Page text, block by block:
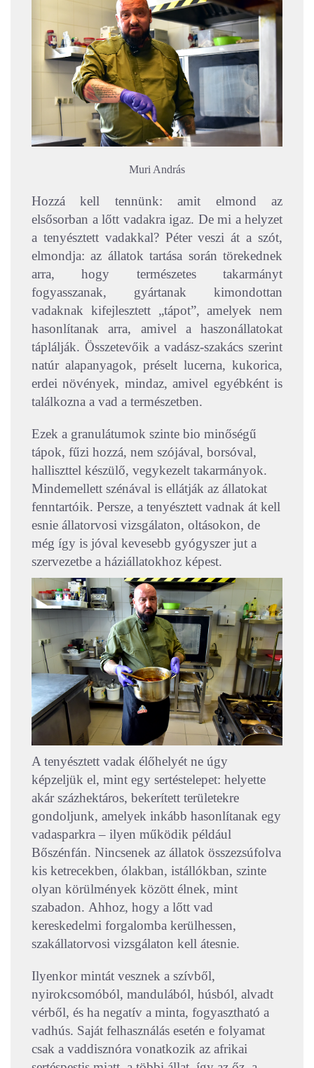
Muri András
Hozzá kell tennünk: amit elmond az
elsősorban a lőtt vadakra igaz. De mi a helyzet
a tenyésztett vadakkal? Péter veszi át a szót,
elmondja: az állatok tartása során törekednek
arra, hogy természetes takarmányt
fogyasszanak, gyártanak kimondottan
vadaknak kifejlesztett „tápot”, amelyek nem
hasonlítanak arra, amivel a haszonállatokat
táplálják. Összetevőik a vadász-szakács szerint
natúr alapanyagok, préselt lucerna, kukorica,
erdei növények, mindaz, amivel egyébként is
találkozna a vad a természetben.
Ezek a granulátumok szinte bio minőségű
tápok, fűzi hozzá, nem szójával, borsóval,
halliszttel készülő, vegykezelt takarmányok.
Mindemellett szénával is ellátják az állatokat
fenntartóik. Persze, a tenyésztett vadnak át kell
esnie állatorvosi vizsgálaton, oltásokon, de
még így is jóval kevesebb gyógyszer jut a
szervezetbe a háziállatokhoz képest.
A tenyésztett vadak élőhelyét ne úgy
képzeljük el, mint egy sertéstelepet: helyette
akár százhektáros, bekerített területekre
gondoljunk, amelyek inkább hasonlítanak egy
vadasparkra – ilyen működik például
Bőszénfán. Nincsenek az állatok összezsúfolva
kis ketrecekben, ólakban, istállókban, szinte
olyan körülmények között élnek, mint
szabadon. Ahhoz, hogy a lőtt vad
kereskedelmi forgalomba kerülhessen,
szakállatorvosi vizsgálaton kell átesnie.
Ilyenkor mintát vesznek a szívből,
nyirokcsomóból, mandulából, húsból, alvadt
vérből, és ha negatív a minta, fogyasztható a
vadhús. Saját felhasználás esetén e folyamat
csak a vaddisznóra vonatkozik az afrikai